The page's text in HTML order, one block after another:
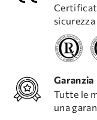
Garanzia
Tutte le
una